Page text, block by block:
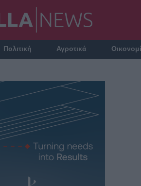
Πολιτική Αγροτικά